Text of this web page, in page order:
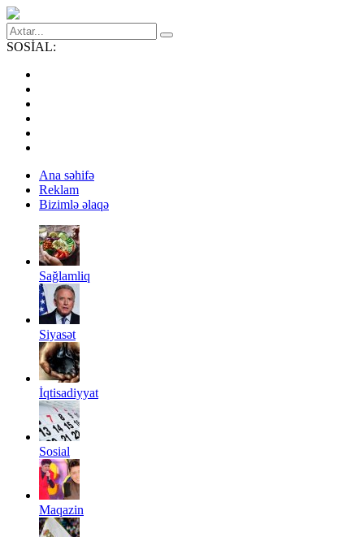
SOSİAL:
Ana səhifə
Reklam
Bizimlə əlaqə
Sağlamliq
Siyasət
İqtisadiyyat
Sosial
Maqazin